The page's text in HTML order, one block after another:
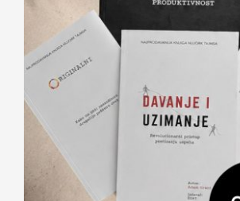
Paket: Formula za istinski